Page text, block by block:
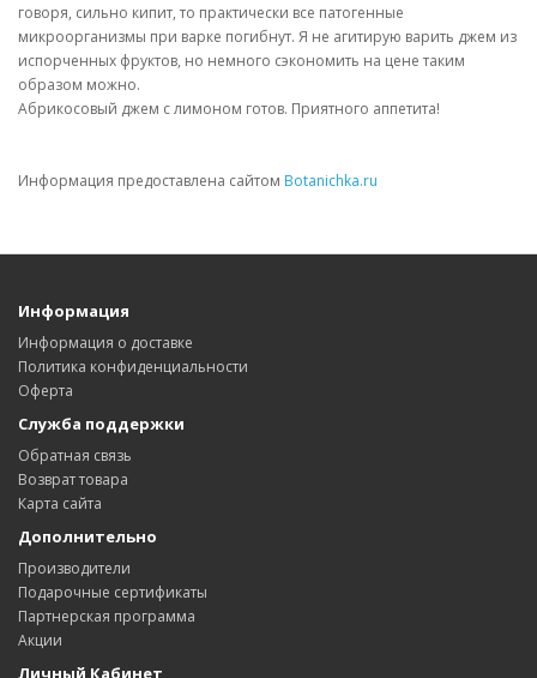
говоря, сильно кипит, то практически все патогенные
микроорганизмы при варке погибнут. Я не агитирую варить джем из
испорченных фруктов, но немного сэкономить на цене таким
образом можно.
Абрикосовый джем с лимоном готов. Приятного аппетита!
Информация предоставлена сайтом Botanichka.ru
Информация
Информация о доставке
Политика конфиденциальности
Оферта
Служба поддержки
Обратная связь
Возврат товара
Карта сайта
Дополнительно
Производители
Подарочные сертификаты
Партнерская программа
Акции
Личный Кабинет